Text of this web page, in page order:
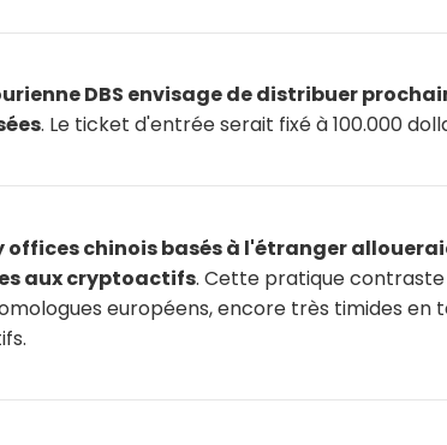
DBS envisage de distribuer
. Le ticket d'entrée serait fixé à 100.000
offices chinois basés à l'étranger
aux cryptoactifs. Cette pratique
européens, encore très timides en